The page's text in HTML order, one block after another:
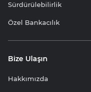
Sürdürülebilirlik
Özel Bankacılık
Bize Ulaşın
Hakkımızda